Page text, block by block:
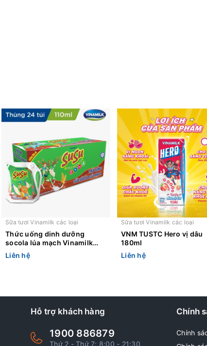
Sữa tươi Vinamilk các loại
Thức uống dinh dưỡng
socola lúa mạch Vinamilk
SuSu túi 110ml
Liên hệ
Sữa tươi Vinamilk các loại
VNM TUSTC Hero vị dâu
180ml
Liên hệ
Hỗ trợ khách hàng
1900 886879
Thứ 2 - Thứ 7: 8:00 - 21:30
Chính
Chính